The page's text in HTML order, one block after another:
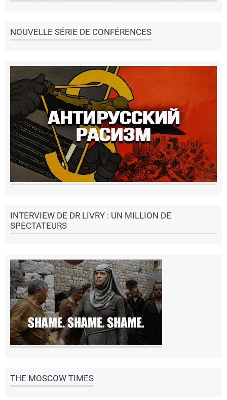
NOUVELLE SÉRIE DE CONFÉRENCES
INTERVIEW DE DR LIVRY : UN MILLION DE
SPECTATEURS
THE MOSCOW TIMES